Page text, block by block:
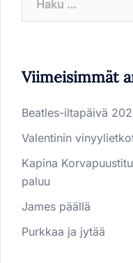
Viimeisimmät
Beatles-iltapäivä
Valentinin
Kapina
paluu
James päällä
Purkkaa ja jytää